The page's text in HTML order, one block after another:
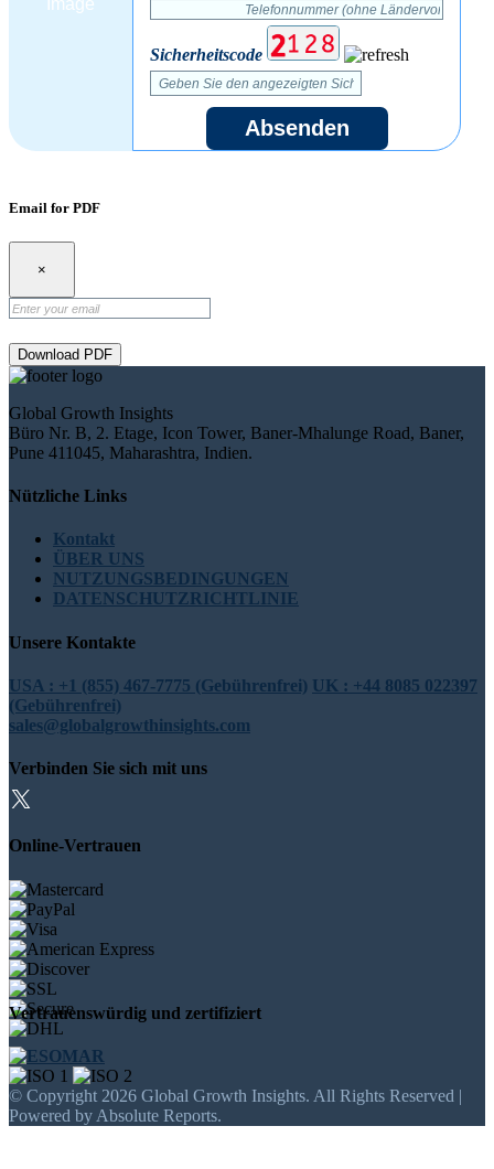
Sicherheitscode
Absenden
Email for PDF
×
Download PDF
Global Growth Insights
Büro Nr. B, 2. Etage, Icon Tower, Baner-Mhalunge Road, Baner,
Pune 411045, Maharashtra, Indien.
Nützliche Links
Kontakt
ÜBER UNS
NUTZUNGSBEDINGUNGEN
DATENSCHUTZRICHTLINIE
Unsere Kontakte
USA : +1 (855) 467-7775 (Gebührenfrei) UK : +44 8085 022397
(Gebührenfrei)
sales@globalgrowthinsights.com
Verbinden Sie sich mit uns
Online-Vertrauen
Vertrauenswürdig und zertifiziert
© Copyright 2026 Global Growth Insights. All Rights Reserved |
Powered by Absolute Reports.